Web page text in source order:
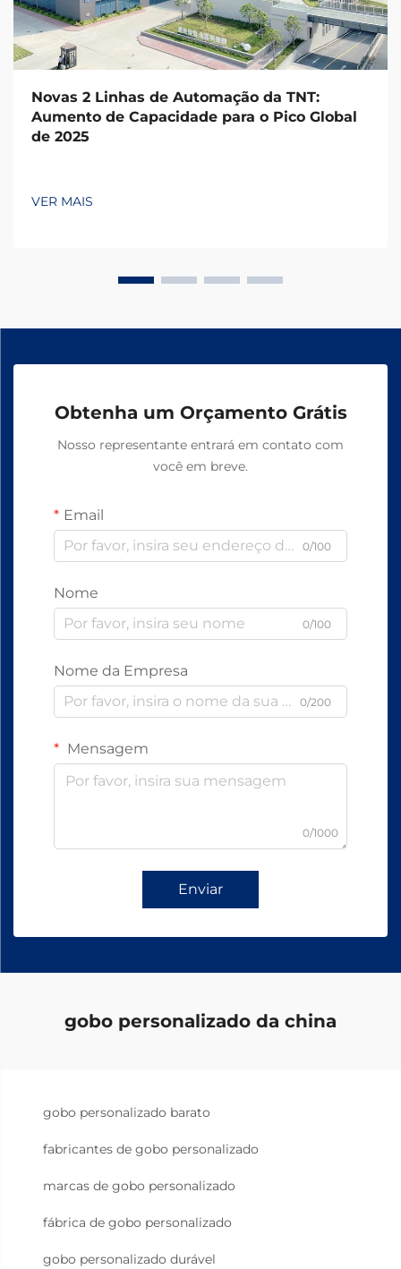
Novas 2 Linhas de Automação da TNT:
Aumento de Capacidade para o Pico Global
de 2025
VER MAIS
Obtenha um Orçamento Grátis
Nosso representante entrará em contato com
você em breve.
Email
0/100
Nome
0/100
Nome da Empresa
0/200
Mensagem
0/1000
Enviar
gobo personalizado da china
gobo personalizado barato
fabricantes de gobo personalizado
marcas de gobo personalizado
fábrica de gobo personalizado
gobo personalizado durável